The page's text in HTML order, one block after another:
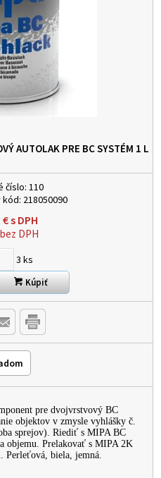
AUTOLAK PRE BC SYSTÉM 1 L
číslo: 110
kód: 218050090
€s DPH
bez DPH
3 ks
Kúpiť
pre dvojvrstvový BC
objektov v zmysle vyhlášky č.
sprejov). Riediť s MIPA BC
objemu. Prelakovať s MIPA 2K
Perleťová, biela, jemná.